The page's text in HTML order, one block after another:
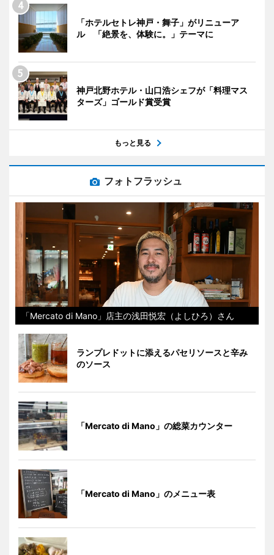
「ホテルセトレ神戸・舞子」がリニューア
ル 「絶景を、体験に。」テーマに
神戸北野ホテル・山口浩シェフが「料理マス
ターズ」ゴールド賞受賞
もっと見る
フォトフラッシュ
「Mercato di Mano」店主の浅田悦宏（よしひろ）さん
ランプレドットに添えるパセリソースと辛み
のソース
「Mercato di Mano」の総菜カウンター
「Mercato di Mano」のメニュー表